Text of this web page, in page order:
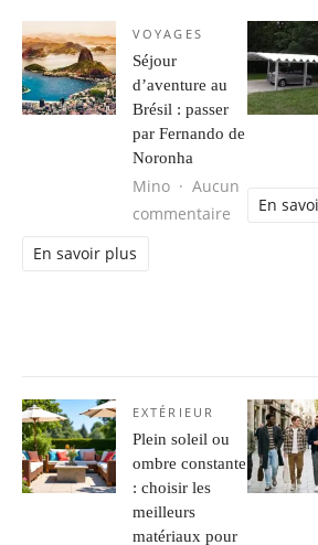
VOYAGES
Séjour
d’aventure au
Brésil : passer
par Fernando de
Noronha
Mino
Aucun
commentaire sur
En savoir plus
En
EXTÉRIEUR
Plein soleil ou
ombre constante
: choisir les
meilleurs
matériaux pour